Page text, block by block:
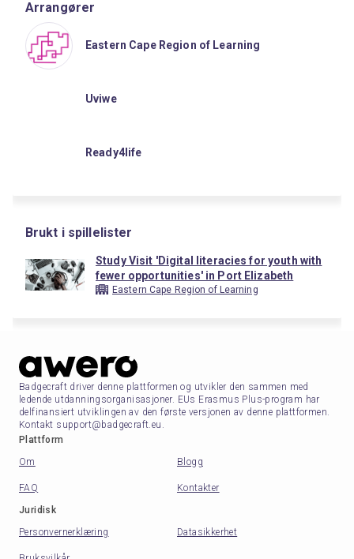
Arrangører
Eastern Cape Region of Learning
Uviwe
Ready4life
Brukt i spillelister
Study Visit 'Digital literacies for youth with
fewer opportunities' in Port Elizabeth
Eastern Cape Region of Learning
Badgecraft driver denne plattformen og utvikler den sammen med
ledende utdanningsorganisasjoner. EUs Erasmus Plus-program har
delfinansiert utviklingen av den første versjonen av denne plattformen.
Kontakt support@badgecraft.eu.
Plattform
Om
Blogg
FAQ
Kontakter
Juridisk
Personvernerklæring
Datasikkerhet